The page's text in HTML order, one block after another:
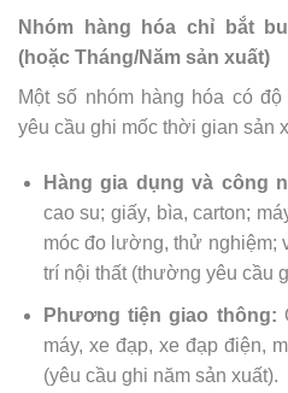
Nhóm hàng hóa chỉ bắt
(hoặc Tháng/Năm sản xuất)
Một số nhóm hàng hóa có
yêu cầu ghi mốc thời gian sản
Hàng gia dụng và công
cao su; giấy, bìa, carton;
móc đo lường, thử nghiệm;
trí nội thất (thường yêu cầu
Phương tiện giao thông:
máy, xe đạp, xe đạp điện,
(yêu cầu ghi năm sản xuất).